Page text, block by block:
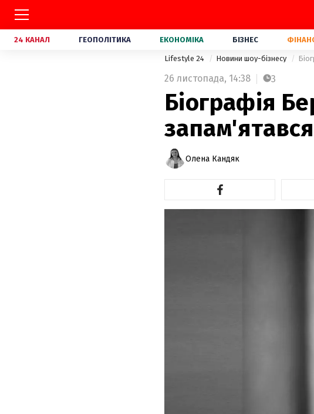
24 КАНАЛ ГЕОПОЛІТИКА ЕКОНОМІКА БІЗНЕС
Lifestyle 24 Новини шоу-бізнесу
26 листопада, 14:38 3
Біографія
Олена Кандяк